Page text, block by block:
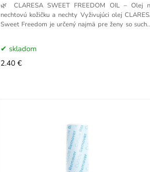
🌿 CLARESA SWEET FREEDOM OIL – Olej
nechtovú kožičku a nechty Vyživujúci olej
Sweet Freedom je určený najmä pre ženy so
skladom
2.40 €